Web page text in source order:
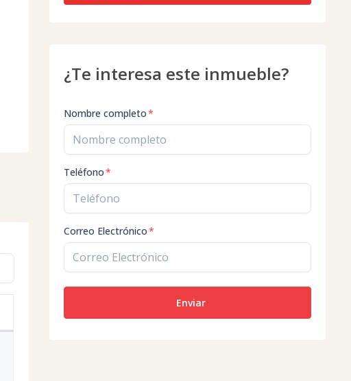
¿Te interesa este inmueble?
Nombre completo*
Teléfono*
Correo Electrónico*
Enviar